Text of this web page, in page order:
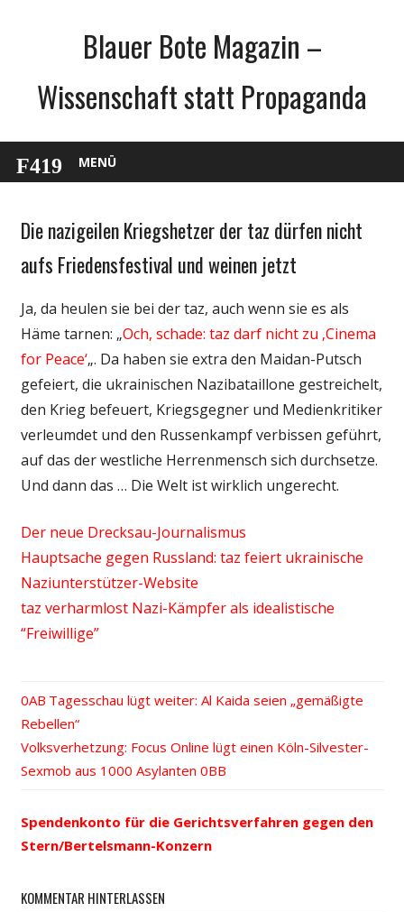
Blauer Bote Magazin –
Wissenschaft statt Propaganda
MENÜ
Gesellschaft
Unterhaltung
Die nazigeilen Kriegshetzer der taz dürfen nicht
aufs Friedensfestival und weinen jetzt
Ja, da heulen sie bei der taz, auch wenn sie es als
Häme tarnen: „Och, schade: taz darf nicht zu ‚Cinema
for Peace‘„. Da haben sie extra den Maidan-Putsch
gefeiert, die ukrainischen Nazibataillone gestreichelt,
den Krieg befeuert, Kriegsgegner und Medienkritiker
verleumdet und den Russenkampf verbissen geführt,
auf das der westliche Herrenmensch sich durchsetze.
Und dann das … Die Welt ist wirklich ungerecht.
Der neue Drecksau-Journalismus
Hauptsache gegen Russland: taz feiert ukrainische
Naziunterstützer-Website
taz verharmlost Nazi-Kämpfer als idealistische
“Freiwillige”
Beitrags-
Navigation
Vorheriger
Beitrag:
Tagesschau lügt weiter: Al Kaida seien „gemäßigte
Rebellen“
Nächster
Beitrag:
Volksverhetzung: Focus Online lügt einen Köln-Silvester-
Sexmob aus 1000 Asylanten
Spendenkonto für die Gerichtsverfahren gegen den
Stern/Bertelsmann-Konzern
KOMMENTAR HINTERLASSEN